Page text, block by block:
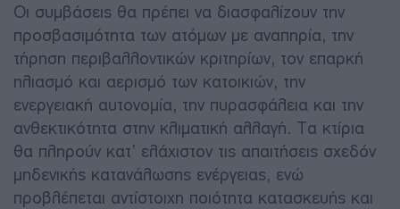
Οι συμβάσεις θα πρέπει να διασφαλίζουν την
προσβασιμότητα των ατόμων με αναπηρία, την
τήρηση περιβαλλοντικών κριτηρίων, τον επαρκή
ηλιασμό και αερισμό των κατοικιών, την
ενεργειακή αυτονομία, την πυρασφάλεια και την
ανθεκτικότητα στην κλιματική αλλαγή. Τα κτίρια
θα πληρούν κατ’ ελάχιστον τις απαιτήσεις σχεδόν
μηδενικής κατανάλωσης ενέργειας, ενώ
προβλέπεται αντίστοιχη ποιότητα κατασκευής και